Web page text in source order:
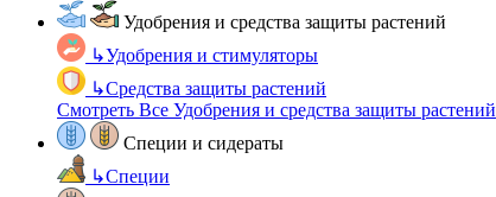
Удобрения и средства защиты растений
↳Удобрения и стимуляторы
↳Средства защиты растений
Смотреть Все Удобрения и средства защиты растений
Специи и сидераты
↳Специи